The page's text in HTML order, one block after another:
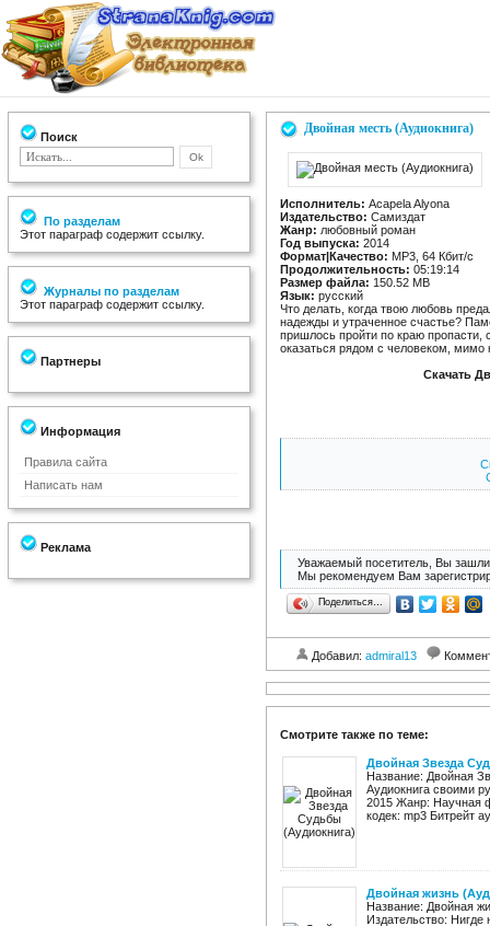
Поиск
По разделам
Этот параграф содержит ссылку.
Журналы по разделам
Этот параграф содержит ссылку.
Партнеры
Информация
Правила сайта
Написать нам
Реклама
Двойная месть (Аудиокнига)
Исполнитель: Acapela Alyona
Издательство: Самиздат
Жанр: любовный роман
Год выпуска: 2014
Формат|Качество: MP3, 64 Кбит/с
Продолжительность: 05:19:14
Размер файла: 150.52 MB
Язык: русский
Что делать, когда твою любовь
надежды и утраченное счастье?
пришлось пройти по краю
оказаться рядом с человеком, мимо
Скачать
Уважаемый посетитель, Вы зашли
Мы рекомендуем Вам
Поделиться…
Добавил: admiral13
Смотрите также по теме:
Двойная Звезда
Название: Двойная
Аудиокнига своими
2015 Жанр: Научная
кодек: mp3 Битрейт
Двойная жизнь
Название: Двойная
Издательство: Нигде